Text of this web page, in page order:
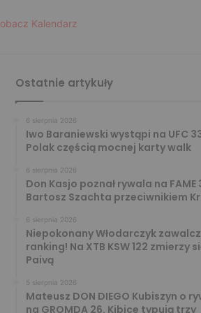
Kalendarz
Ostatnie artykuły
6 sierpnia 2026
Iwo Baraniewski wystąpi na UFC
Polak częścią mocnej karty walk
6 sierpnia 2026
Don Kasjo poznał rywala na FAME
Bartosz Szachta przeciwnikiem
6 sierpnia 2026
Niepokonany Włodarczyk
ranking! Na XTB KSW 122 zmierzy
Paivą
5 sierpnia 2026
Mateusz DON DIEGO Kubiszyn o
na GROMDA 26. Kibice typują trzy